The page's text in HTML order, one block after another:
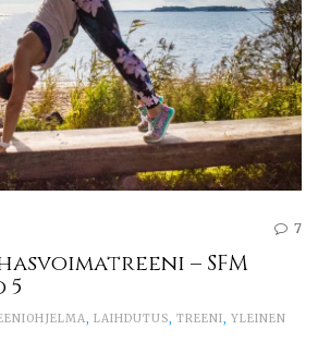
7
– SFM
, LAIHDUTUS, TREENI, YLEINEN